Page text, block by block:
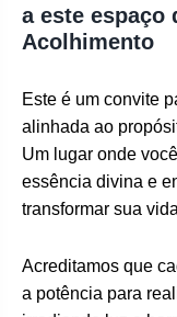
a este espaço
Acolhimento
Este é um convite
alinhada ao
Um lugar onde
essência divina e
transformar sua
Acreditamos que
a potência para